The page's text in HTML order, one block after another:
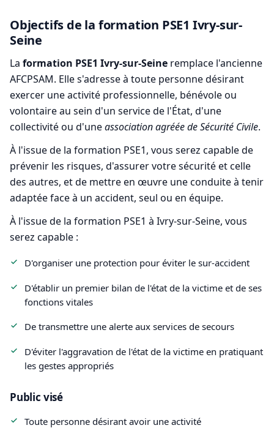
Objectifs de la formation PSE1 Ivry-sur-
Seine
La formation PSE1 Ivry-sur-Seine remplace l'ancienne
AFCPSAM. Elle s'adresse à toute personne désirant
exercer une activité professionnelle, bénévole ou
volontaire au sein d'un service de l'État, d'une
collectivité ou d'uneassociation agréée de Sécurité Civile.
À l'issue de la formation PSE1, vous serez capable de
prévenir les risques, d'assurer votre sécurité et celle
des autres, et de mettre en œuvre une conduite à tenir
adaptée face à un accident, seul ou en équipe.
À l'issue de la formation PSE1 à Ivry-sur-Seine, vous
serez capable :
D'organiser une protection pour éviter le sur-accident
D'établir un premier bilan de l'état de la victime et de ses
fonctions vitales
De transmettre une alerte aux services de secours
D'éviter l'aggravation de l'état de la victime en pratiquant
les gestes appropriés
Public visé
Toute personne désirant avoir une activité